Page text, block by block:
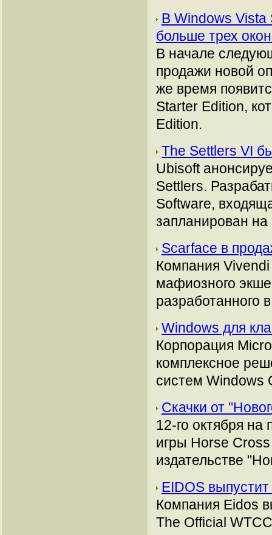
В Windows Vista
больше трех
В начале
продажи новой
же время
Starter Edition,
Edition.
The Settlers VI
Ubisoft
Settlers.
Software,
запланирован на
Scarface в
Компания
мафиозного
разработанного
Windows для
Корпорация
комплексное
систем Windows
Скачки от
12-го октября на
игры Horse
издательстве
EIDOS
Компания Eidos
The Official